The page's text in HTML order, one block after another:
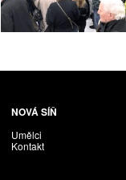
NOVÁ SÍŇ
Umělci
Kontakt